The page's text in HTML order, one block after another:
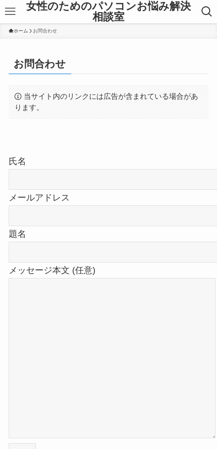
女性のためのパソコンお悩み解決
相談室
ホーム お問合わせ
お問合わせ
当サイト内のリンクには広告が含まれている場合があ
ります。
氏名
メールアドレス
題名
メッセージ本文 (任意)